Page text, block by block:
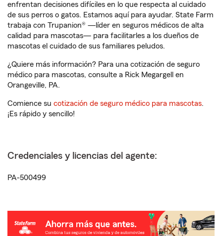
enfrentan decisiones difíciles en lo que respecta al cuidado
de sus perros o gatos. Estamos aquí para ayudar. State Farm
trabaja con Trupanion® —líder en seguros médicos de alta
calidad para mascotas— para facilitarles a los dueños de
mascotas el cuidado de sus familiares peludos.
¿Quiere más información? Para una cotización de seguro
médico para mascotas, consulte a Rick Megargell en
Orangeville, PA.
Comience su cotización de seguro médico para mascotas.
¡Es rápido y sencillo!
Credenciales y licencias del agente:
PA-500499